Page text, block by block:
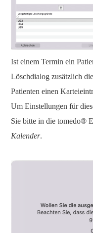
Ist einem Termin ein
Löschdialog zusätzlich
Patienten einen
Um Einstellungen für
Sie bitte in die tomedo®
Kalender.